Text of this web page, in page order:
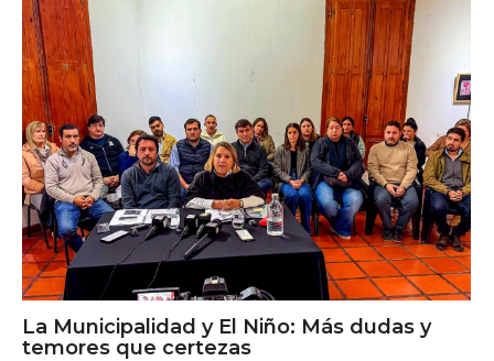
La Municipalidad y El Niño: Más dudas y
temores que certezas